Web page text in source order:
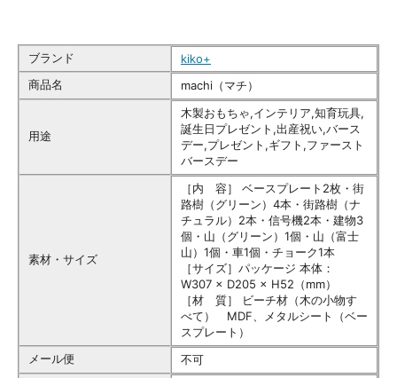
ブランド
kiko+
商品名
machi（マチ）
用途
木製おもちゃ,インテリア,知育玩具,
誕生日プレゼント,出産祝い,バース
デー,プレゼント,ギフト,ファースト
バースデー
素材・サイズ
［内 容］ ベースプレート2枚・街
路樹（グリーン）4本・街路樹（ナ
チュラル）2本・信号機2本・建物3
個・山（グリーン）1個・山（富士
山）1個・車1個・チョーク1本
［サイズ］パッケージ 本体：
W307 × D205 × H52（mm）
［材 質］ ビーチ材（木の小物す
べて） MDF、メタルシート（ベー
スプレート）
メール便
不可